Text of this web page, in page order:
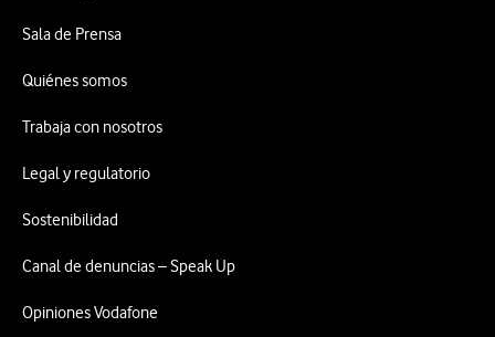
Sala de Prensa
Quiénes somos
Trabaja con nosotros
Legal y regulatorio
Sostenibilidad
Canal de denuncias – Speak Up
Opiniones Vodafone